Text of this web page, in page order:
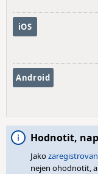
iOS
Android
Hodnotit,
Jako
nejen ohodnotit,